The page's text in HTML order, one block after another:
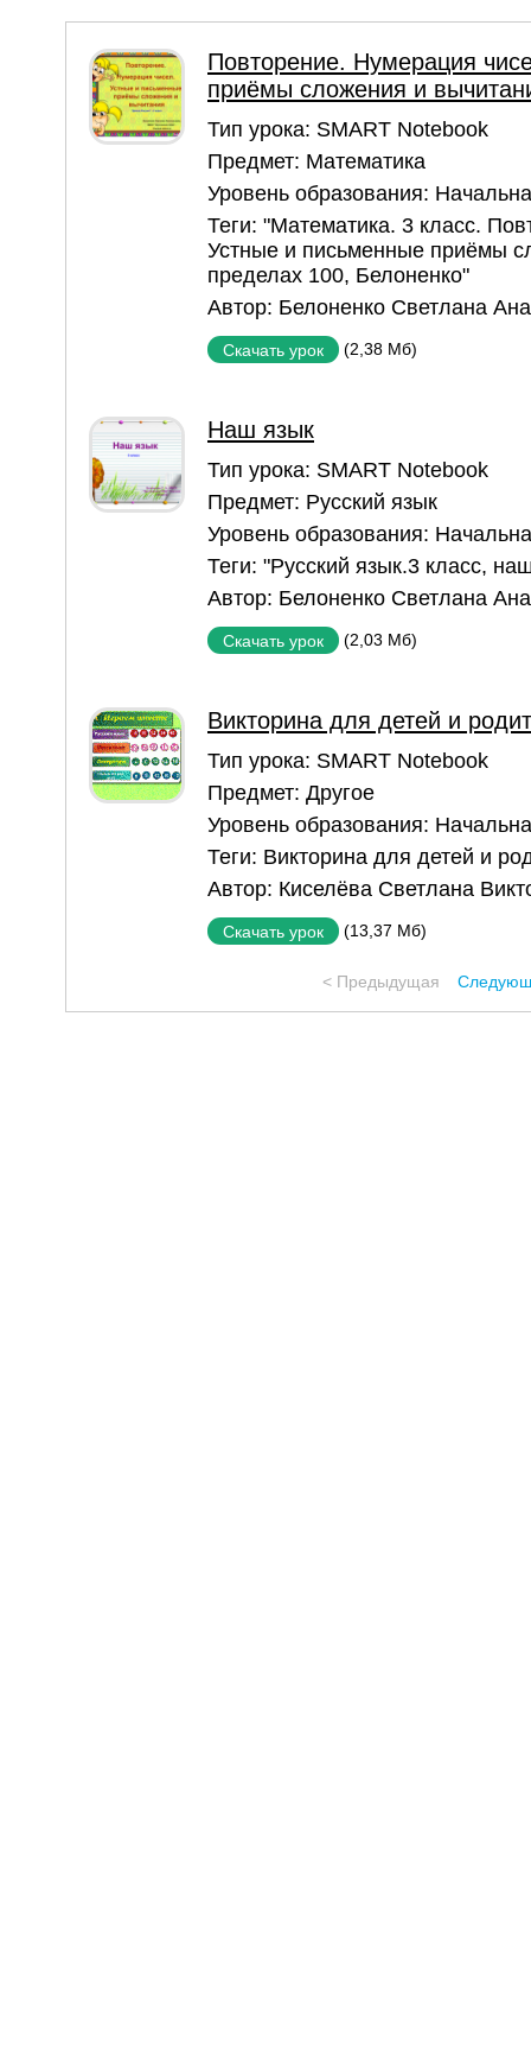
Повторение. Нумерация
приёмы сложения и
Тип урока: SMART Notebook
Предмет: Математика
Уровень образования:
Теги: "Математика. 3 класс.
Устные и письменные приёмы
пределах 100, Белоненко"
Автор: Белоненко Светлана
Скачать урок (2,38 Мб)
Наш язык
Тип урока: SMART Notebook
Предмет: Русский язык
Уровень образования:
Теги: "Русский язык.3 класс,
Автор: Белоненко Светлана
Скачать урок (2,03 Мб)
Викторина для детей и
Тип урока: SMART Notebook
Предмет: Другое
Уровень образования:
Теги: Викторина для детей и
Автор: Киселёва Светлана
Скачать урок (13,37 Мб)
< Предыдущая